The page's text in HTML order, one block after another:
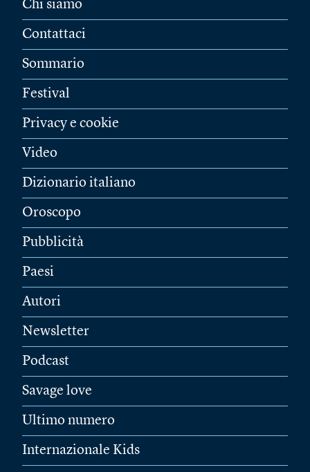
Chi siamo
Contattaci
Sommario
Festival
Privacy e cookie
Video
Dizionario italiano
Oroscopo
Pubblicità
Paesi
Autori
Newsletter
Podcast
Savage love
Ultimo numero
Internazionale Kids